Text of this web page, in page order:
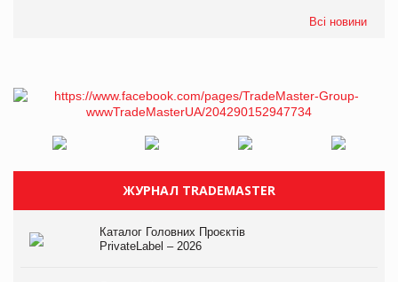
Всі новини
ЖУРНАЛ TRADEMASTER
Каталог Головних Проєктів
PrivateLabel – 2026